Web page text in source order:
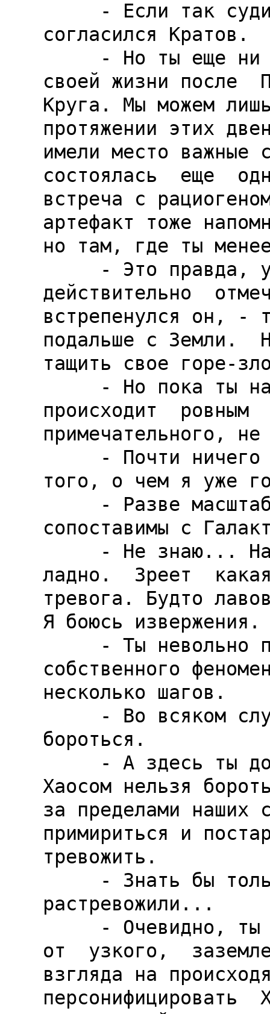
согласился Кратов.
своей жизни после
Круга. Мы можем
протяжении этих
имели место
состоялась  еще
встреча с
артефакт тоже
но там, где ты
действительно
встрепенулся он, -
подальше с Земли.
тащить свое горе-
происходит  ровным
примечательного,
того, о чем я уже
сопоставимы с
ладно.  Зреет
тревога. Будто
Я боюсь извержения.
собственного
несколько шагов.
бороться.
Хаосом нельзя
за пределами наших
примириться и
тревожить.
растревожили...
от  узкого,
взгляда на
персонифицировать